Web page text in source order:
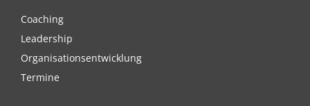
Coaching
Leadership
Organisationsentwicklung
Termine